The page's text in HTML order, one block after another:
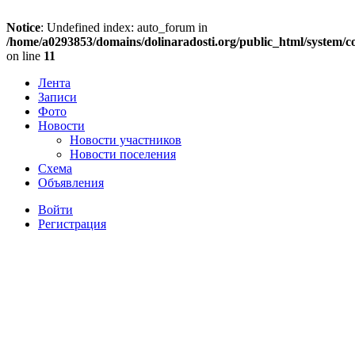
Notice: Undefined index: auto_forum in
/home/a0293853/domains/dolinaradosti.org/public_html/
on line 11
Лента
Записи
Фото
Новости
Новости участников
Новости поселения
Схема
Объявления
Войти
Регистрация